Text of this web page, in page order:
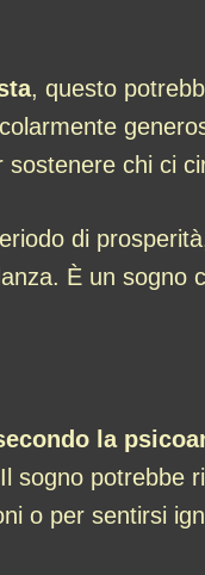
, questo
chi ci
di
È un sogno
la
sogno potrebbe
o per sentirsi